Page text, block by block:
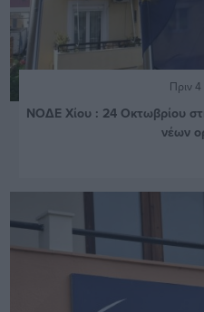
Πριν 4
ΝΟΔΕ Χίου : 24 Οκτωβρίου
νέων